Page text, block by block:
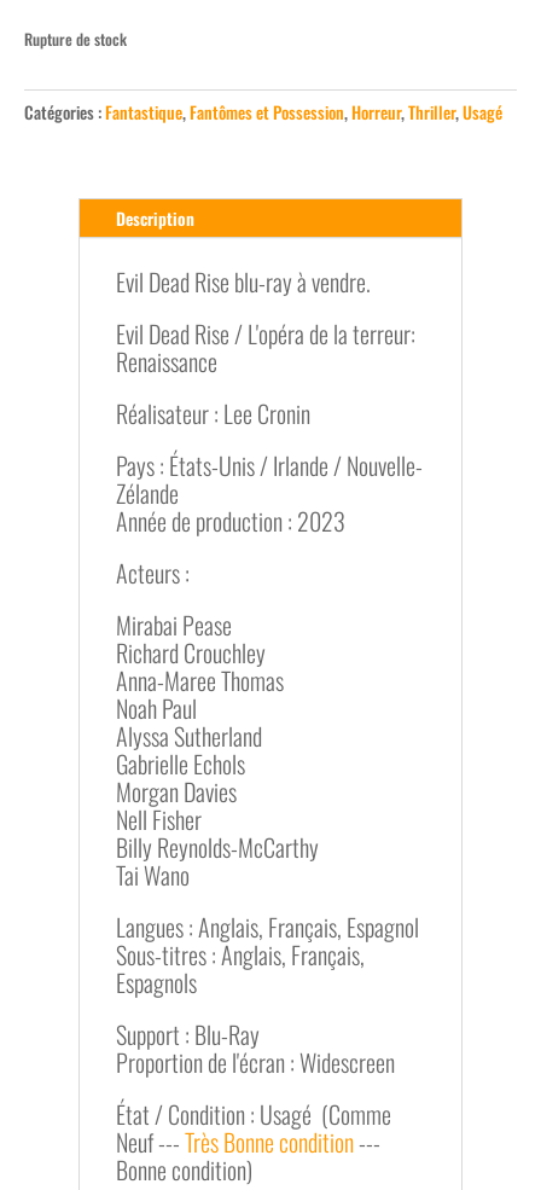
Rupture de stock
Catégories :Fantastique,Fantômes et Possession,Horreur,Thriller,Usagé
Description
Evil Dead Rise blu-ray à vendre.
Evil Dead Rise / L'opéra de la terreur:
Renaissance
Réalisateur : Lee Cronin
Pays : États-Unis / Irlande / Nouvelle-
Zélande
Année de production : 2023
Acteurs :
Mirabai Pease
Richard Crouchley
Anna-Maree Thomas
Noah Paul
Alyssa Sutherland
Gabrielle Echols
Morgan Davies
Nell Fisher
Billy Reynolds-McCarthy
Tai Wano
Langues : Anglais, Français, Espagnol
Sous-titres : Anglais, Français,
Espagnols
Support : Blu-Ray
Proportion de l'écran : Widescreen
État / Condition : Usagé (Comme
Neuf ---Très Bonne condition---
Bonne condition)